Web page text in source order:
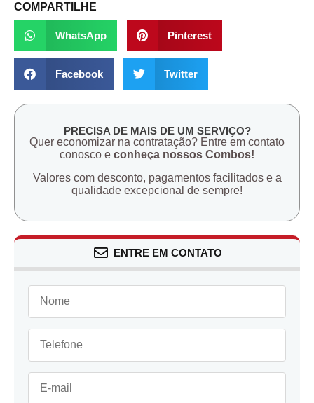
COMPARTILHE
WhatsApp Pinterest
Facebook Twitter
PRECISA DE MAIS DE UM SERVIÇO?
Quer economizar na contratação? Entre em contato
conosco e conheça nossos Combos!
Valores com desconto, pagamentos facilitados e a
qualidade excepcional de sempre!
ENTRE EM CONTATO